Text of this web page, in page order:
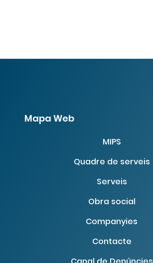
Mapa Web
MIPS
Quadre de serveis
Serveis
Obra social
Companyies
Contacte